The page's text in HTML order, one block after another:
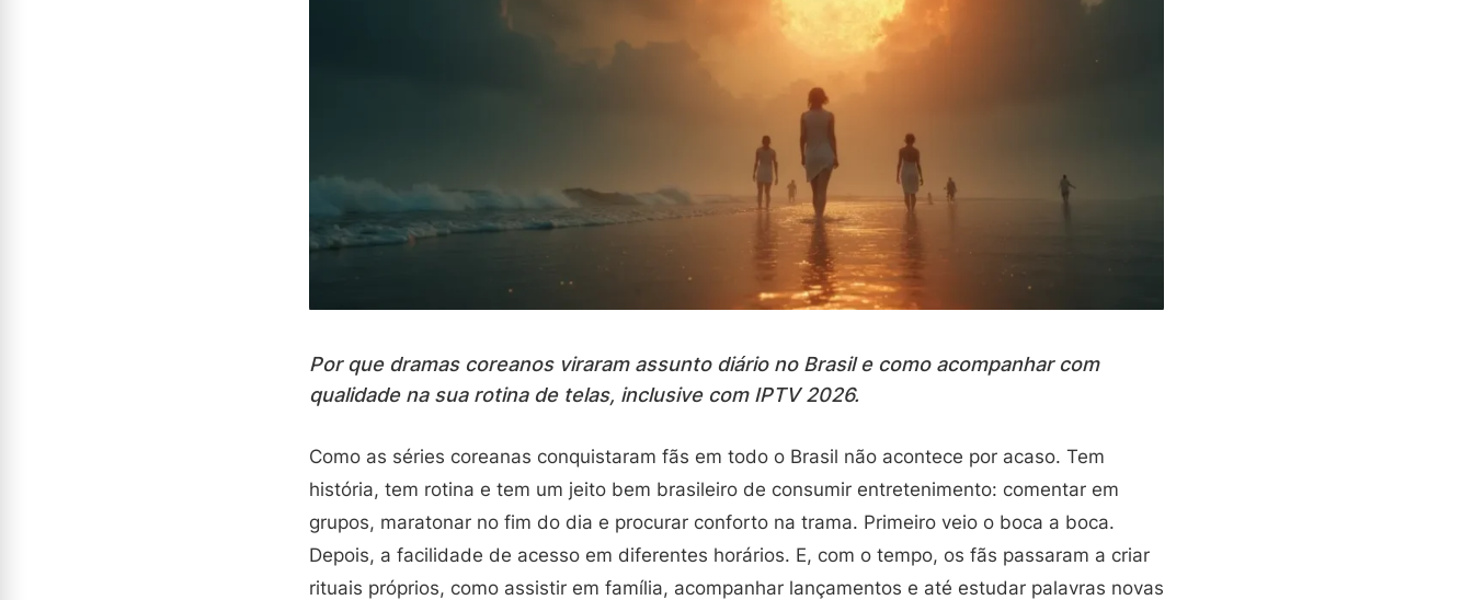
Por que dramas coreanos viraram assunto diário no Brasil e como acompanhar com
qualidade na sua rotina de telas, inclusive com IPTV 2026.
Como as séries coreanas conquistaram fãs em todo o Brasil não acontece por acaso. Tem
história, tem rotina e tem um jeito bem brasileiro de consumir entretenimento: comentar em
grupos, maratonar no fim do dia e procurar conforto na trama. Primeiro veio o boca a boca.
Depois, a facilidade de acesso em diferentes horários. E, com o tempo, os fãs passaram a criar
rituais próprios, como assistir em família, acompanhar lançamentos e até estudar palavras novas